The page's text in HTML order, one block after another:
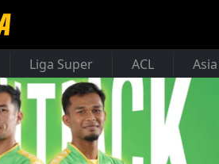
Liga Super ACL